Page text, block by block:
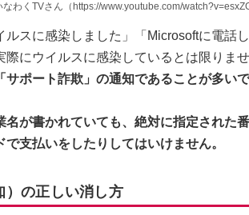
わくTVさん（https://www.youtube.com/
ルスに感染しました」「Microsoftに電話
にウイルスに感染しているとは限りませ
ポート詐欺」の通知であることが多いで
名が書かれていても、絶対に指定された
で支払いをしたりしてはいけません。
）の正しい消し方